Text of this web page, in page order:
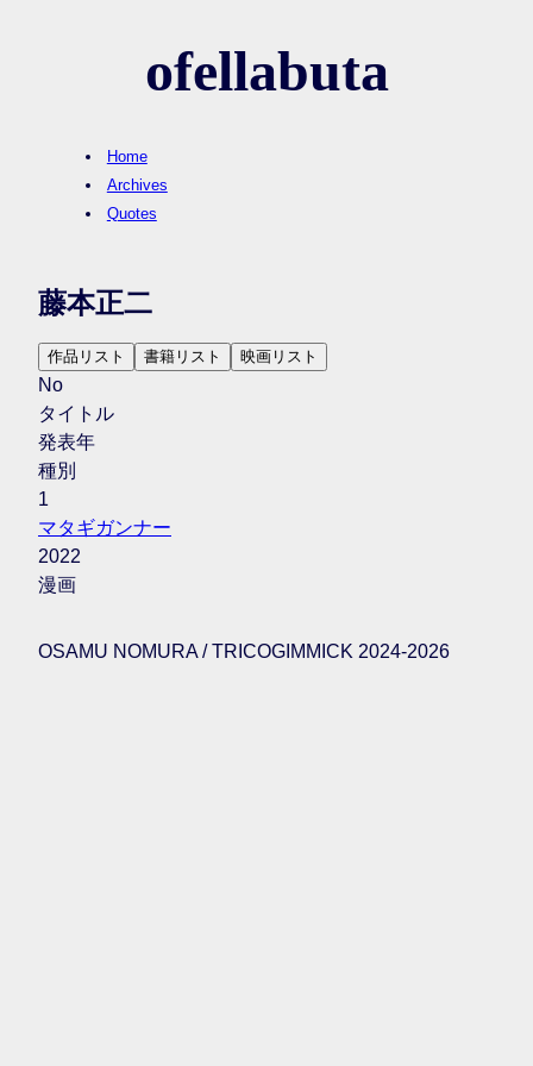
ofellabuta
Home
Archives
Quotes
藤本正二
作品リスト 書籍リスト 映画リスト
No
タイトル
発表年
種別
1
マタギガンナー
2022
漫画
OSAMU NOMURA / TRICOGIMMICK 2024-2026